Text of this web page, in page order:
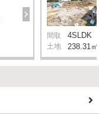
間取 4SLDK
土地 238.31㎡